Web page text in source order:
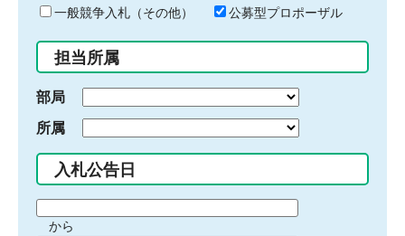
ド
入
力
一般競争入札（その他）
公募型プロポーザル
担当所属
部局
所属
入札公告日
間から